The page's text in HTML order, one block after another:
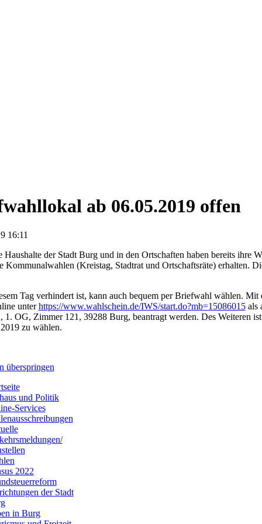
ab 06.05.2019 offen
16:11
Haushalte der Stadt Burg und in den Ortschaften haben bereits ihre
Kommunalwahlen (Kreistag, Stadtrat und Ortschaftsräte) erhalten.
Tag verhindert ist, kann auch bequem per Briefwahl wählen. Mit
unterhttps://www.wahlschein.de/IWS/start.do?mb=15086015als
1. OG, Zimmer 121, 39288 Burg, beantragt werden. Des Weiteren
zu wählen.
überspringen
und Politik
Services
2022
der Stadt
in Burg